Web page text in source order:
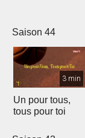
Saison 44
3 min
Un pour tous,
tous pour toi